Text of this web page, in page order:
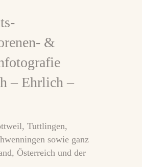
&
– Ehrlich –
Tuttlingen,
sowie ganz
Österreich und der